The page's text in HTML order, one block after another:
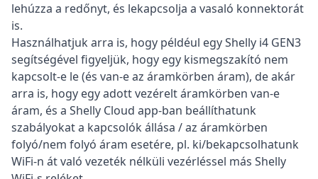
lehúzza a redőnyt, és lekapcsolja a vasaló konnektorát
is.
Használhatjuk arra is, hogy példéul egy Shelly i4 GEN3
segítségével figyeljük, hogy egy kismegszakító nem
kapcsolt-e le (és van-e az áramkörben áram), de akár
arra is, hogy egy adott vezérelt áramkörben van-e
áram, és a Shelly Cloud app-ban beállíthatunk
szabályokat a kapcsolók állása / az áramkörben
folyó/nem folyó áram esetére, pl. ki/bekapcsolhatunk
WiFi-n át való vezeték nélküli vezérléssel más Shelly